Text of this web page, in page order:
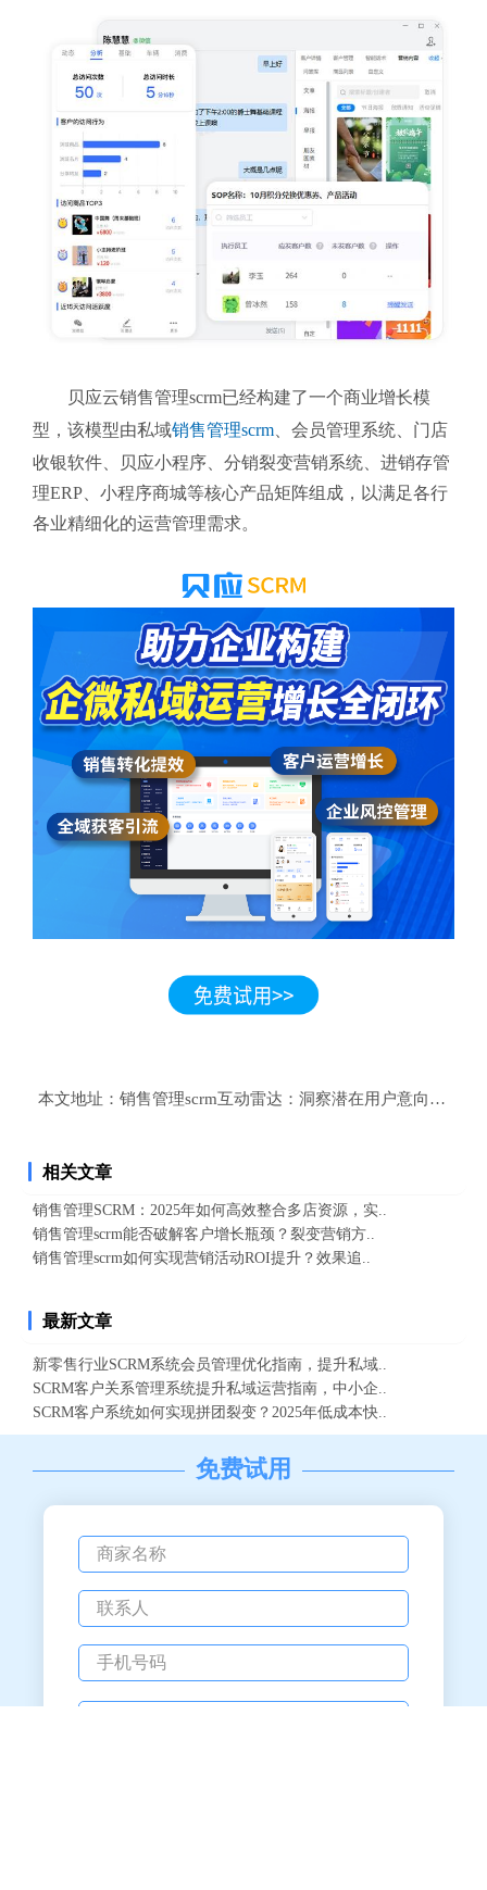
贝应云销售管理scrm已经构建了一个商业增长模
型，该模型由私域销售管理scrm 、会员管理系统、门店
收银软件、贝应小程序、分销裂变营销系统、进销存管
理ERP、小程序商城等核心产品矩阵组成，以满足各行
各业精细化的运营管理需求。
本文地址： 销售管理scrm互动雷达：洞察潜在用户意向，助力
相关文章
销售管理SCRM：2025年如何高效整合多店资源，实..
销售管理scrm能否破解客户增长瓶颈？裂变营销方..
销售管理scrm如何实现营销活动ROI提升？效果追..
最新文章
新零售行业SCRM系统会员管理优化指南，提升私域..
SCRM客户关系管理系统提升私域运营指南，中小企..
SCRM客户系统如何实现拼团裂变？2025年低成本快..
免费试用